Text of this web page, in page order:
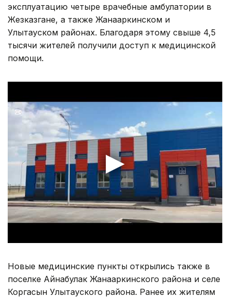
эксплуатацию четыре врачебные амбулатории в
Жезказгане, а также Жанааркинском и
Улытауском районах. Благодаря этому свыше 4,5
тысячи жителей получили доступ к медицинской
помощи.
Новые медицинские пункты открылись также в
поселке Айнабулак Жанааркинского района и селе
Коргасын Улытауского района. Ранее их жителям